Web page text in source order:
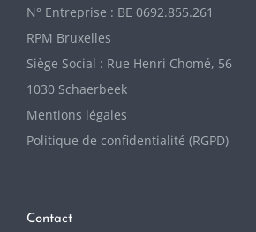
N° Entreprise : BE 0692.855.261
RPM Bruxelles
Siège Social : Rue Henri Chomé, 56
1030 Schaerbeek
Mentions légales
Politique de confidentialité (RGPD)
Contact